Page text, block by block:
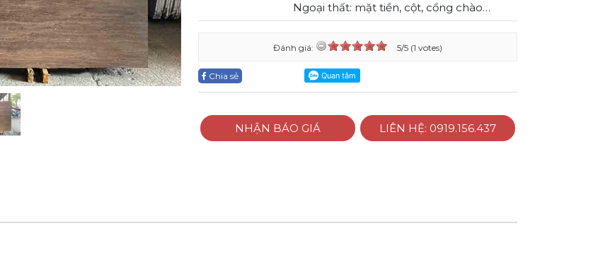
Ngoại thất: mặt tiền, cột, cổng chào…
Đánh giá: 5/5 (1 votes)
Chia sẻ
NHẬN BÁO GIÁ LIÊN HỆ: 0919.156.437